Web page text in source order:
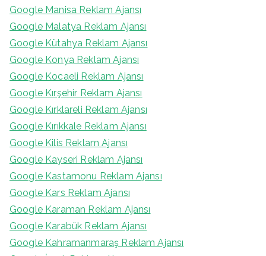
Google Manisa Reklam Ajansı
Google Malatya Reklam Ajansı
Google Kütahya Reklam Ajansı
Google Konya Reklam Ajansı
Google Kocaeli Reklam Ajansı
Google Kırşehir Reklam Ajansı
Google Kırklareli Reklam Ajansı
Google Kırıkkale Reklam Ajansı
Google Kilis Reklam Ajansı
Google Kayseri Reklam Ajansı
Google Kastamonu Reklam Ajansı
Google Kars Reklam Ajansı
Google Karaman Reklam Ajansı
Google Karabük Reklam Ajansı
Google Kahramanmaraş Reklam Ajansı